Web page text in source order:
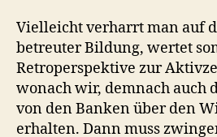
Vielleicht verharrt man auf
betreuter Bildung, wertet
Retroperspektive zur
wonach wir, demnach auch
von den Banken über den
erhalten. Dann muss